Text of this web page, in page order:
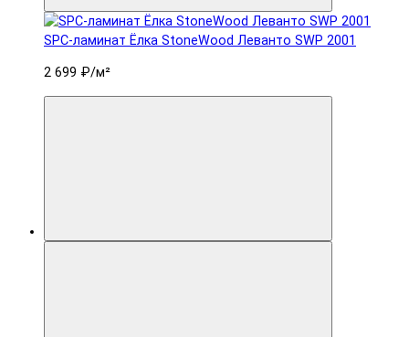
SPC-ламинат Ëлка StoneWood Леванто SWP 2001
2 699 ₽/м²